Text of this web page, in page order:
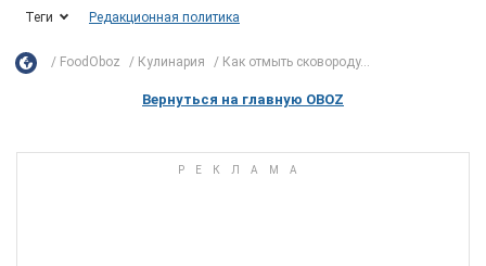
Теги Редакционная политика
FoodOboz Кулинария Как отмыть сковороду...
Вернуться на главную OBOZ